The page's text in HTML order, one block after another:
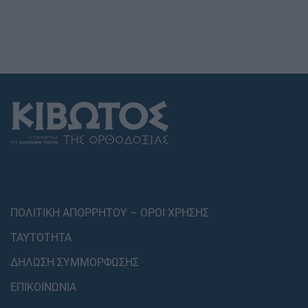
ΠΟΛΙΤΙΚΗ ΑΠΟΡΡΗΤΟΥ – ΟΡΟΙ ΧΡΗΣΗΣ
ΤΑΥΤΟΤΗΤΑ
ΔΗΛΩΣΗ ΣΥΜΜΟΡΦΩΣΗΣ
ΕΠΙΚΟΙΝΩΝΙΑ